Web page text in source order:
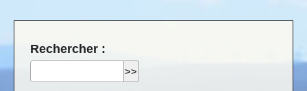
Rechercher :